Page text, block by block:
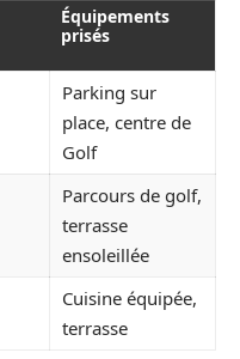
Équipements
prisés
Parking sur
place, centre de
Golf
Parcours de golf,
terrasse
ensoleillée
Cuisine équipée,
terrasse